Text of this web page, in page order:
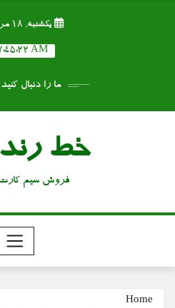
یکشنبه, ۱۸ مرداد ۱۴۰۵
AM
ما را دنبال کنید
خط رند 912
فروش سیم کارت 912
Home